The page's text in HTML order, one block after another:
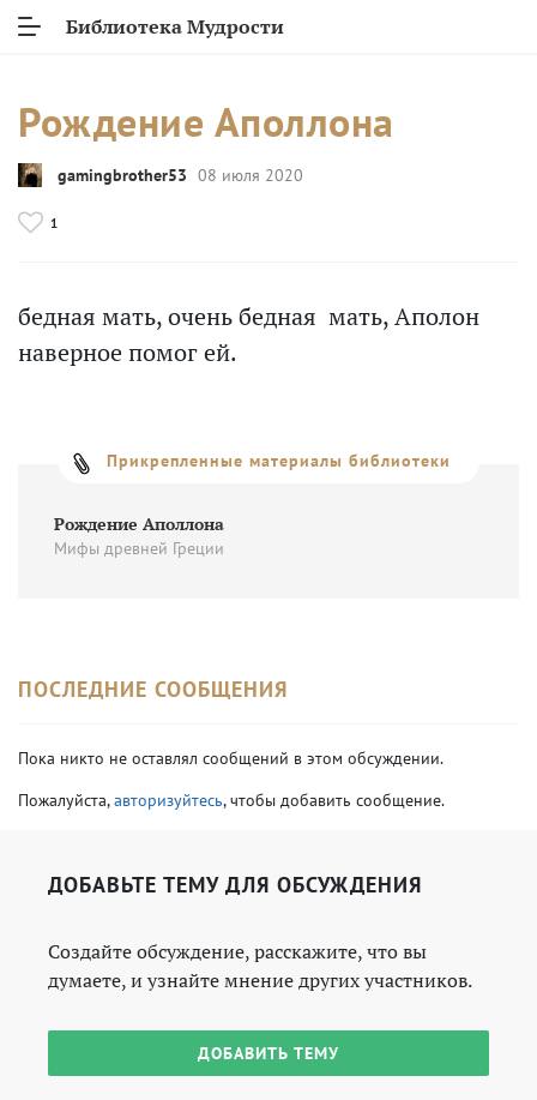
Библиотека Мудрости
Рождение Аполлона
gamingbrother53 08 июля 2020
1
бедная мать, очень бедная мать, Аполон
наверное помог ей.
Прикрепленные материалы библиотеки
Рождение Аполлона
Мифы древней Греции
ПОСЛЕДНИЕ СООБЩЕНИЯ
Пока никто не оставлял сообщений в этом обсуждении.
Пожалуйста,авторизуйтесь, чтобы добавить сообщение.
ДОБАВЬТЕ ТЕМУ ДЛЯ ОБСУЖДЕНИЯ
Создайте обсуждение, расскажите, что вы
думаете, и узнайте мнение других участников.
ДОБАВИТЬ ТЕМУ